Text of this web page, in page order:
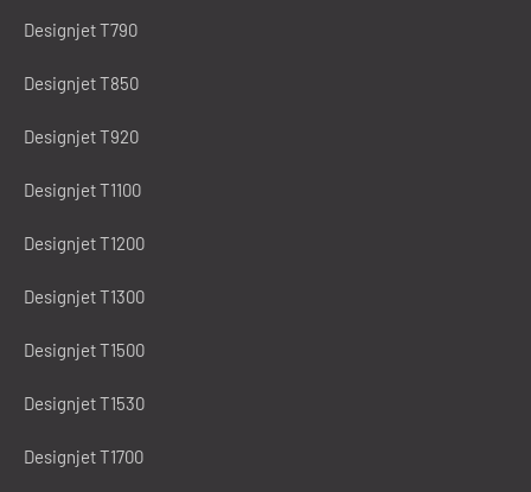
Designjet T790
Designjet T850
Designjet T920
Designjet T1100
Designjet T1200
Designjet T1300
Designjet T1500
Designjet T1530
Designjet T1700